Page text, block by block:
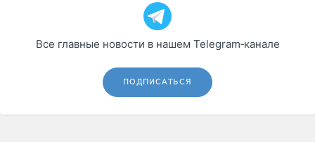
Все главные новости в нашем Telegram‑канале
ПОДПИСАТЬСЯ